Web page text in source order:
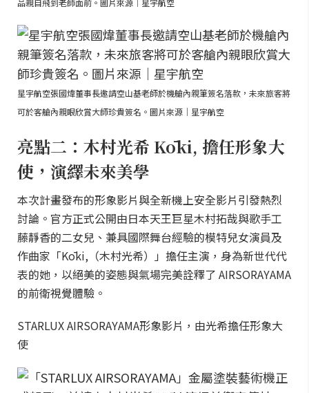
品親自飛到老師面前。圖片來源｜星宇航空
星宇航空張國煒董事長邀請空山基老師於機艙內親筆簽名落款，未來旅客將
可於客艙內親眼欣賞大師珍貴簽名。圖片來源｜星宇航空
亮點二：木村光希 Kōki, 擔任形象大
使，演繹未來美學
本次計畫發布的形象影片與全新機上安全影片引發熱烈
討論。官方正式公開由日本天王巨星木村拓哉與歌手工
藤靜香的二女兒、兼具國際舞台經驗的模特兒女演員及
作曲家「Kōki,（木村光希）」擔任主演，身為新世代代
表的她，以絕美的姿態與氣場完美詮釋了 AIRSORAYAMA
的前衛視覺體驗。
STARLUX AIRSORAYAMA形象影片，由光希擔任形象大
使